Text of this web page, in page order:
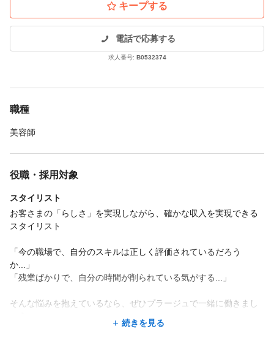
キープする
電話で応募する
求人番号: B0532374
職種
美容師
役職・採用対象
スタイリスト
お客さまの「らしさ」を実現しながら、確かな収入を実現できる
スタイリスト
「今の職場で、自分のスキルは正しく評価されているだろう
か...」
「残業ばかりで、自分の時間が削られている気がする...」
そんな悩みを抱えているなら、ぜひプラージュで一緒に働きまし
当社には、他社を経験したスタイリストだからこそ驚く【高い給
続きを見る